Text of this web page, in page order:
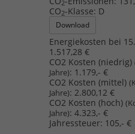
2
CO2-Klasse: D
Download
Energiekosten bei
1.517,28 €
CO2 Kosten (niedrig)
Jahre): 1.179,- €
CO2 Kosten (mittel)
Jahre): 2.800,12 €
CO2 Kosten (hoch)
Jahre): 4.323,- €
Jahressteuer: 105,- €